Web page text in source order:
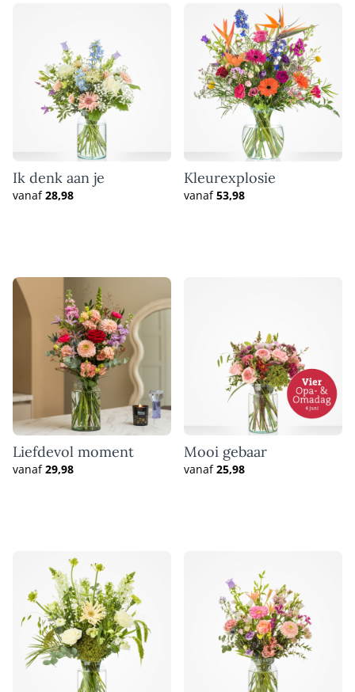
Ik denk aan je
vanaf28,98
Kleurexplosie
vanaf53,98
Liefdevol moment
vanaf29,98
Mooi gebaar
vanaf25,98